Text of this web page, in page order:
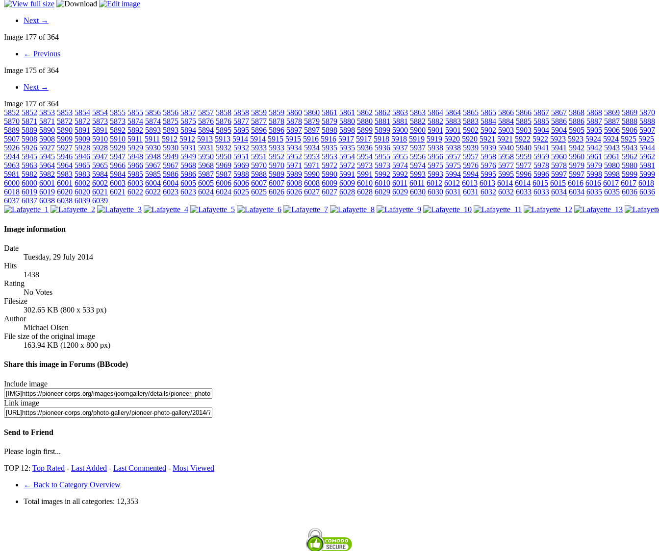
Next →
Image 177 of 364
← Previous
Image 175 of 364
Next →
Image 177 of 364
5852 5852 5853 5853 5854 5854 5855 5855 5856 5856 5857 5857 5858 5858 5859 5859 5860 5860 5861 5861 5862 5862 5863 5863 5864 5864 5865 5865 5866 5866 5867 5867 5868 5868 5869 5869 5870
5870 5871 5871 5872 5872 5873 5873 5874 5874 5875 5875 5876 5876 5877 5877 5878 5878 5879 5879 5880 5880 5881 5881 5882 5882 5883 5883 5884 5884 5885 5885 5886 5886 5887 5887 5888 5888
5889 5889 5890 5890 5891 5891 5892 5892 5893 5893 5894 5894 5895 5895 5896 5896 5897 5897 5898 5898 5899 5899 5900 5900 5901 5901 5902 5902 5903 5903 5904 5904 5905 5905 5906 5906 5907
5907 5908 5908 5909 5909 5910 5910 5911 5911 5912 5912 5913 5913 5914 5914 5915 5915 5916 5916 5917 5917 5918 5918 5919 5919 5920 5920 5921 5921 5922 5922 5923 5923 5924 5924 5925 5925
5926 5926 5927 5927 5928 5928 5929 5929 5930 5930 5931 5931 5932 5932 5933 5933 5934 5934 5935 5935 5936 5936 5937 5937 5938 5938 5939 5939 5940 5940 5941 5941 5942 5942 5943 5943 5944
5944 5945 5945 5946 5946 5947 5947 5948 5948 5949 5949 5950 5950 5951 5951 5952 5952 5953 5953 5954 5954 5955 5955 5956 5956 5957 5957 5958 5958 5959 5959 5960 5960 5961 5961 5962 5962
5963 5963 5964 5964 5965 5965 5966 5966 5967 5967 5968 5968 5969 5969 5970 5970 5971 5971 5972 5972 5973 5973 5974 5974 5975 5975 5976 5976 5977 5977 5978 5978 5979 5979 5980 5980 5981
5981 5982 5982 5983 5983 5984 5984 5985 5985 5986 5986 5987 5987 5988 5988 5989 5989 5990 5990 5991 5991 5992 5992 5993 5993 5994 5994 5995 5995 5996 5996 5997 5997 5998 5998 5999 5999
6000 6000 6001 6001 6002 6002 6003 6003 6004 6004 6005 6005 6006 6006 6007 6007 6008 6008 6009 6009 6010 6010 6011 6011 6012 6012 6013 6013 6014 6014 6015 6015 6016 6016 6017 6017 6018
6018 6019 6019 6020 6020 6021 6021 6022 6022 6023 6023 6024 6024 6025 6025 6026 6026 6027 6027 6028 6028 6029 6029 6030 6030 6031 6031 6032 6032 6033 6033 6034 6034 6035 6035 6036 6036
6037 6037 6038 6038 6039 6039
Image information
Date
Tuesday, 29 July 2014
Hits
1438
Rating
No Votes
Filesize
302.65 KB (800 x 533 px)
Author
Michael Olsen
File size of the original image
163.94 KB (1200 x 800 px)
Share this image in Forums (BBcode)
Include image
Link image
Send to Friend
Please login first...
TOP 12: Top Rated - Last Added - Last Commented - Most Viewed
← Back to Category Overview
Total images in all categories: 12,353